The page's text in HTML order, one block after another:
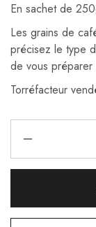
En sachet de
Les grains de
précisez le type
de vous préparer
Torréfacteur